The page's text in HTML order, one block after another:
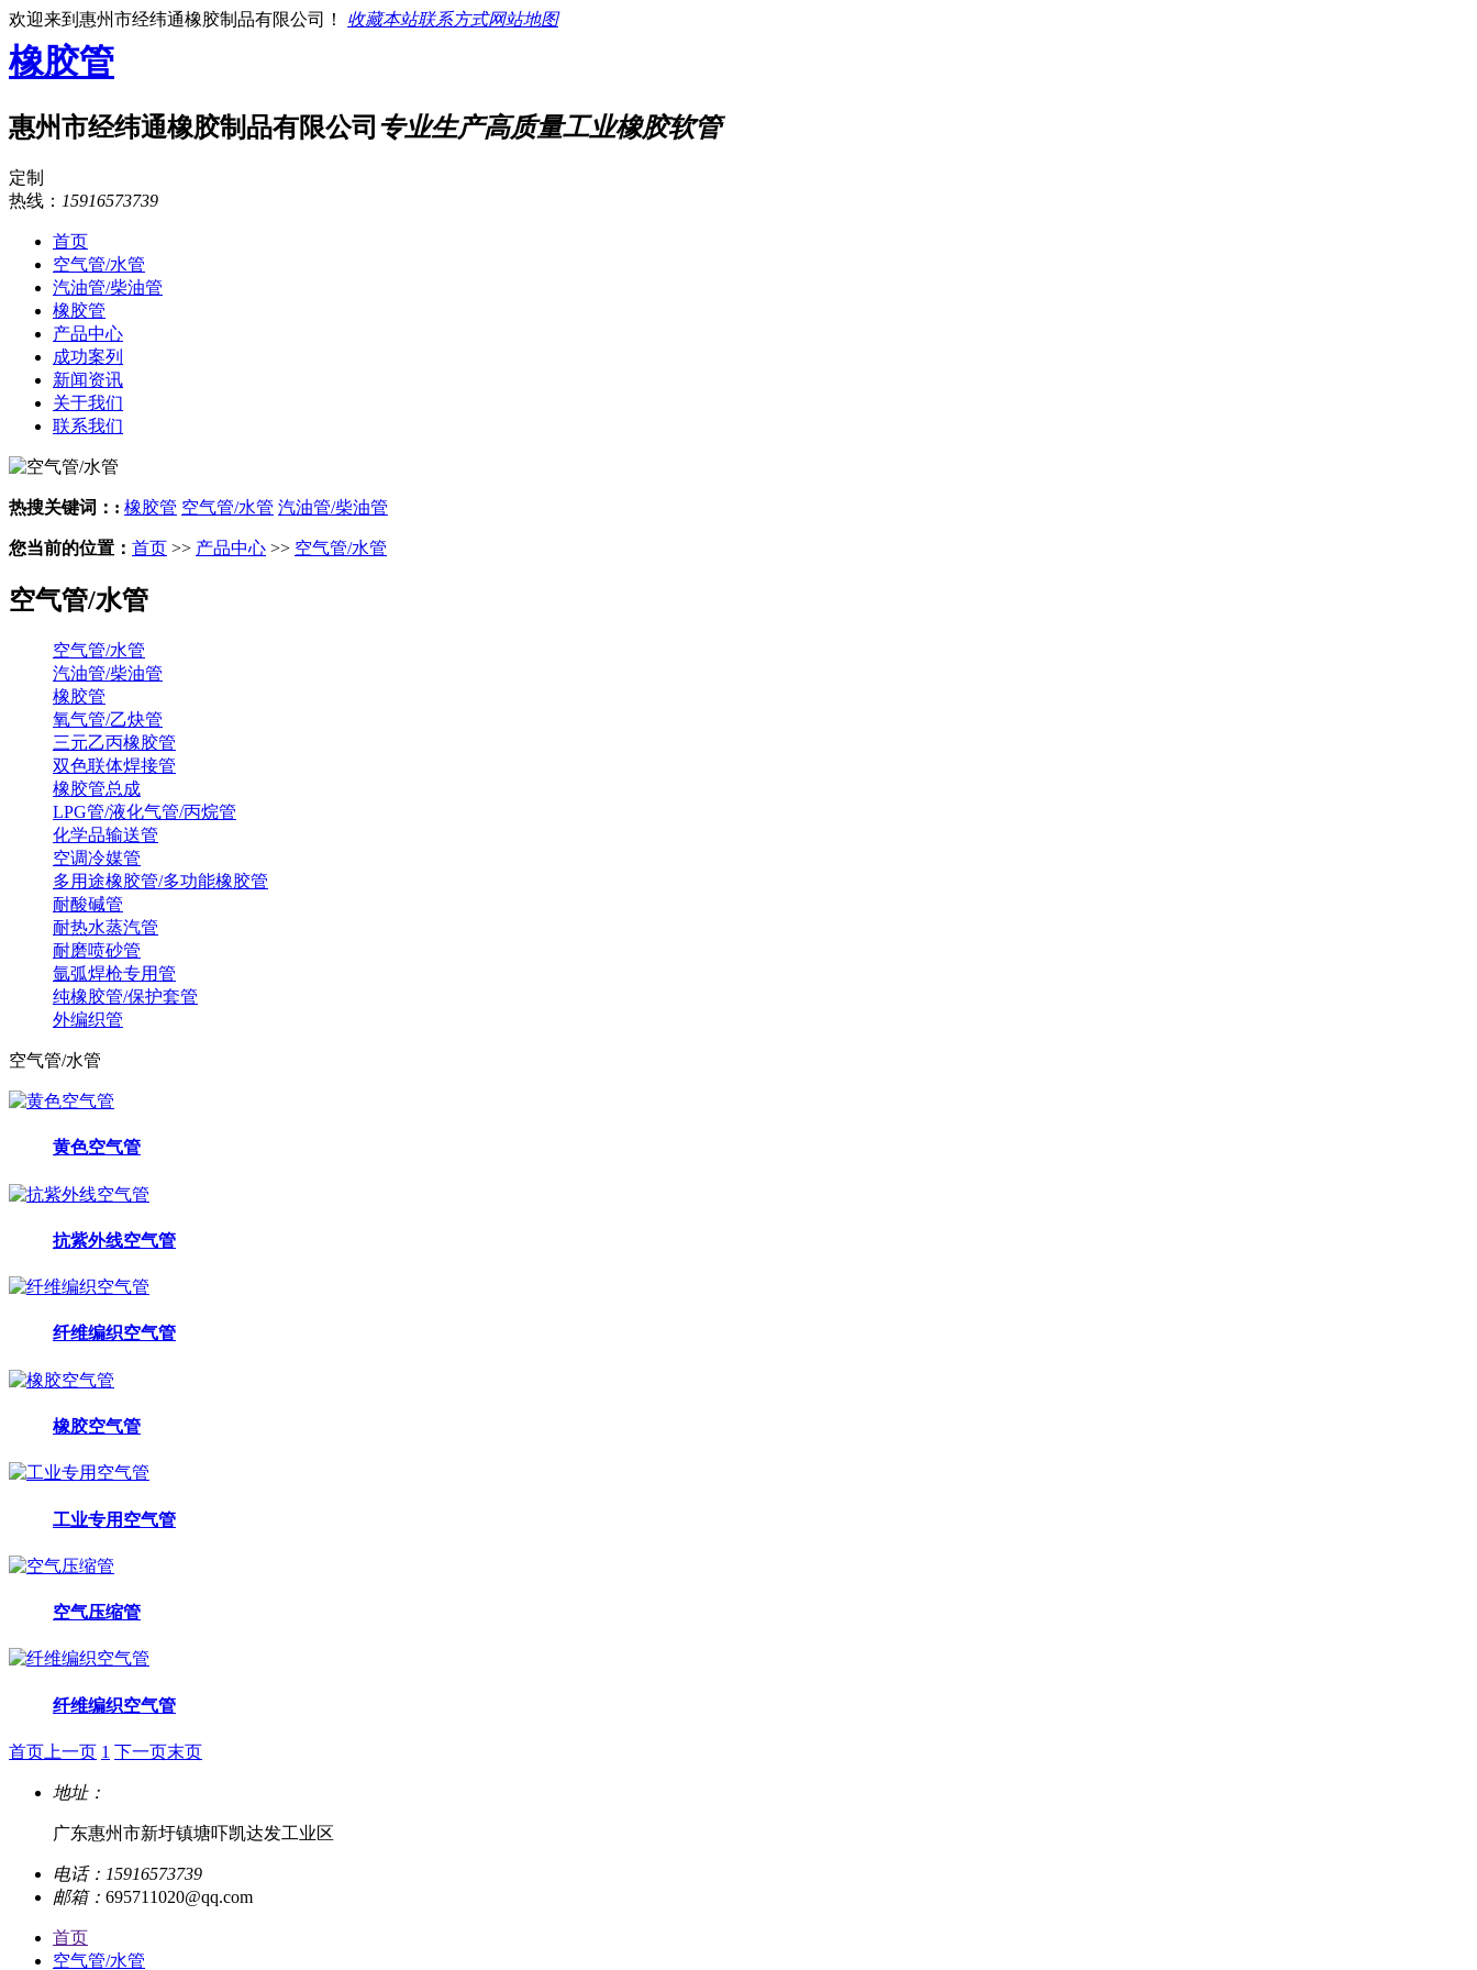
欢迎来到惠州市经纬通橡胶制品有限公司！ 收藏本站联系方式网站地图
橡胶管
惠州市经纬通橡胶制品有限公司 专业生产高质量工业橡胶软管
定制
热线： 15916573739
首页
空气管/水管
汽油管/柴油管
橡胶管
产品中心
成功案列
新闻资讯
关于我们
联系我们
热搜关键词：: 橡胶管 空气管/水管 汽油管/柴油管
您当前的位置： 首页 >> 产品中心 >> 空气管/水管
空气管/水管
空气管/水管
汽油管/柴油管
橡胶管
氧气管/乙炔管
三元乙丙橡胶管
双色联体焊接管
橡胶管总成
LPG管/液化气管/丙烷管
化学品输送管
空调冷媒管
多用途橡胶管/多功能橡胶管
耐酸碱管
耐热水蒸汽管
耐磨喷砂管
氩弧焊枪专用管
纯橡胶管/保护套管
外编织管
空气管/水管
黄色空气管
抗紫外线空气管
纤维编织空气管
橡胶空气管
工业专用空气管
空气压缩管
纤维编织空气管
首页 上一页 1 下一页末页
地址：
广东惠州市新圩镇塘吓凯达发工业区
电话： 15916573739
邮箱： 695711020@qq.com
首页
空气管/水管